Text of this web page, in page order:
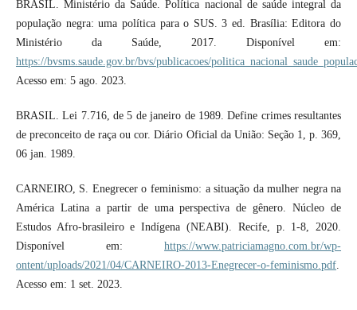
BRASIL. Ministério da Saúde. Política nacional de saúde integral da
população negra: uma política para o SUS. 3 ed. Brasília: Editora do
Ministério da Saúde, 2017. Disponível em:
https://bvsms.saude.gov.br/bvs/publicacoes/
Acesso em: 5 ago. 2023.
BRASIL. Lei 7.716, de 5 de janeiro de 1989. Define crimes resultantes
de preconceito de raça ou cor. Diário Oficial da União: Seção 1, p. 369,
06 jan. 1989.
CARNEIRO, S. Enegrecer o feminismo: a situação da mulher negra na
América Latina a partir de uma perspectiva de gênero. Núcleo de
Estudos Afro-brasileiro e Indígena (NEABI). Recife, p. 1-8, 2020.
Disponível em:https://www.patriciamagno.com.br/wp-
ontent/uploads/2021/04/CARNEIRO-2013-Enegrecer-o-feminismo.pdf.
Acesso em: 1 set. 2023.